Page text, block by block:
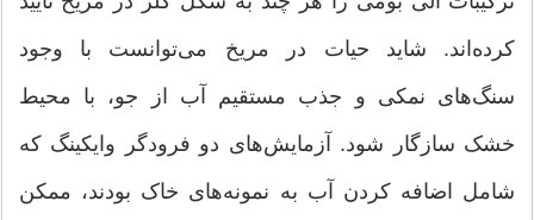
کرده‌اند. شاید حیات در مریخ می‌توانست با وجود
سنگ‌های نمکی و جذب مستقیم آب از جو، با محیط
خشک سازگار شود. آزمایش‌های دو فرودگر وایکینگ‌ که
شامل اضافه کردن آب به نمونه‌های خاک بودند، ممکن